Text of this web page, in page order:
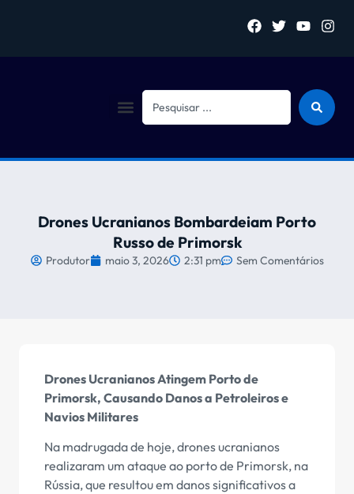
Drones Ucranianos Bombardeiam Porto
Russo de Primorsk
Produtor maio 3, 2026 2:31 pm Sem Comentários
Drones Ucranianos Atingem Porto de
Primorsk, Causando Danos a Petroleiros e
Navios Militares
Na madrugada de hoje, drones ucranianos
realizaram um ataque ao porto de Primorsk, na
Rússia, que resultou em danos significativos a